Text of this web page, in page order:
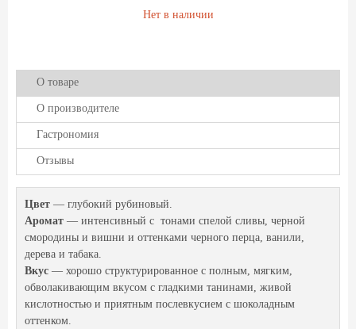
Нет в наличии
О товаре
О производителе
Гастрономия
Отзывы
Цвет — глубокий рубиновый.
Аромат — интенсивный с тонами спелой сливы, черной
смородины и вишни и оттенками черного перца, ванили,
дерева и табака.
Вкус — хорошо структурированное с полным, мягким,
обволакивающим вкусом с гладкими танинами, живой
кислотностью и приятным послевкусием с шоколадным
оттенком.